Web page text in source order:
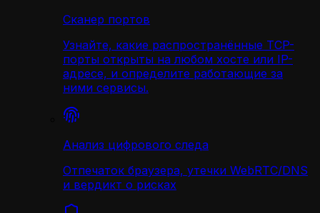
Сканер портов
Узнайте, какие распространённые TCP-
порты открыты на любом хосте или IP-
адресе, и определите работающие за
ними сервисы.
Анализ цифрового следа
Отпечаток браузера, утечки WebRTC/DNS
и вердикт о рисках